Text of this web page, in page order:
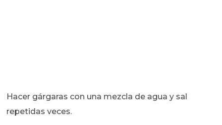
Hacer gárgaras con una mezcla de agua y sal
repetidas veces.